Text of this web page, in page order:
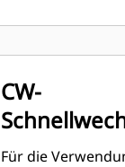
CW-
Für die